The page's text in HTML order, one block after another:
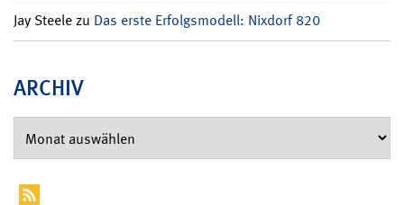
Jay Steelezu Das erste Erfolgsmodell: Nixdorf 820
ARCHIV